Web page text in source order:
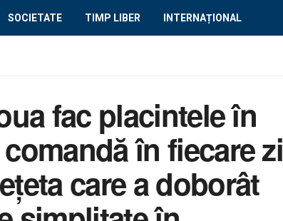
SOCIETATE TIMP LIBER INTERNAȚIONAL
fac placintele în
în fiecare zi
care a doborât